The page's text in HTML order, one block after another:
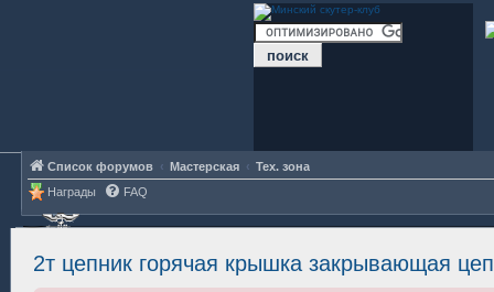
Список форумов Мастерская
Тех. зона
Награды
FAQ
2т цепник горячая крышка закрывающая